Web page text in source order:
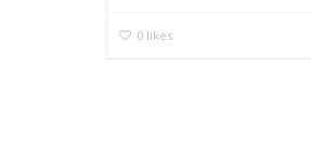
0 likes